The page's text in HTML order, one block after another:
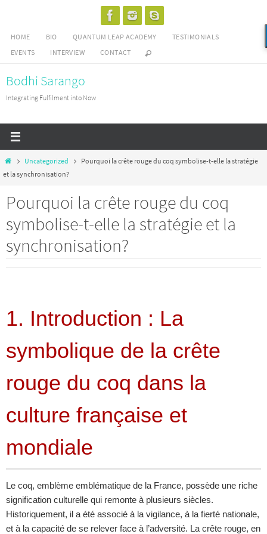
content
HOME BIO QUANTUM LEAP ACADEMY
TESTIMONIALS
EVENTS
INTERVIEW CONTACT
Bodhi Sarango
Integrating Fulfilment into Now
HomeUncategorized
Pourquoi la crête rouge du coq symbolise-t-elle la stratégie
et la synchronisation?
Pourquoi la crête rouge du coq
symbolise-t-elle la stratégie et la
synchronisation?
1. Introduction : La
symbolique de la crête
rouge du coq dans la
culture française et
mondiale
Le coq, emblème emblématique de la France, possède une riche
signification culturelle qui remonte à plusieurs siècles.
Historiquement, il a été associé à la vigilance, à la fierté nationale,
et à la capacité de se relever face à l’adversité. La crête rouge, en